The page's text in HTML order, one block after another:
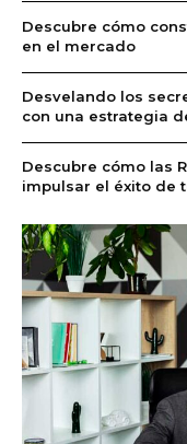
Descubre cómo
en el mercado
Desvelando los
con una estrategia
Descubre cómo las
impulsar el éxito de